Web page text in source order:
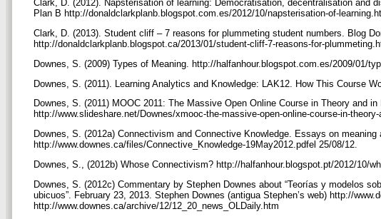
Clark, D. (2012). Napsterisation of learning: Democratisation, decentralisation and
Plan B http://donaldclarkplanb.blogspot.com.es/2012/10/napsterisation-of-
Clark, D. (2013). Student cliff – 7 reasons for plummeting student numbers. Blog
http://donaldclarkplanb.blogspot.ca/2013/01/student-cliff-7-reasons-for-
Downes, S. (2009) Types of Meaning. http://halfanhour.blogspot.com.es/2009/01/
Downes, S. (2011). Learning Analytics and Knowledge: LAK12. How This Course
Downes, S. (2011) MOOC 2011: The Massive Open Online Course in Theory and in
http://www.slideshare.net/Downes/xmooc-the-massive-open-online-course-in-
Downes, S. (2012a) Connectivism and Connective Knowledge. Essays on
http://www.downes.ca/files/Connective_Knowledge-19May2012.pdfel 25/08/12.
Downes, S., (2012b) Whose Connectivism? http://halfanhour.blogspot.pt/2012/10/
Downes, S. (2012c) Commentary by Stephen Downes about “Teorías y modelos
ubicuos”. February 23, 2013. Stephen Downes (antigua Stephen’s web) http://
http://www.downes.ca/archive/12/12_20_news_OLDaily.htm